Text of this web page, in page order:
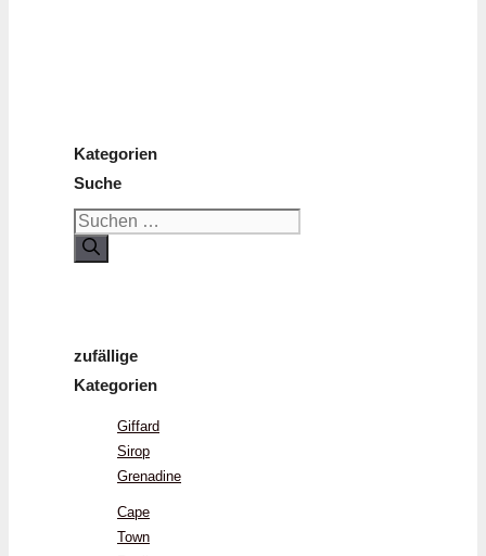
Kategorien
Suche
Suchen
nach:
zufällige
Kategorien
Giffard
Sirop
Grenadine
Cape
Town